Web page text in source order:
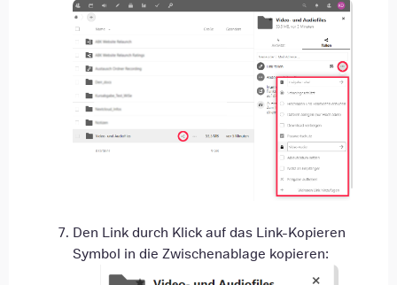
Den Link durch Klick auf das Link-Kopieren
Symbol in die Zwischenablage kopieren: